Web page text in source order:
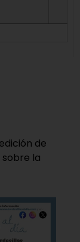
de
sobre la